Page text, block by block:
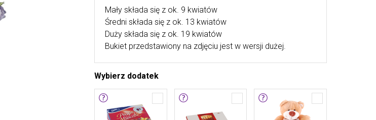
Mały składa się z ok. 9 kwiatów
Średni składa się z ok. 13 kwiatów
Duży składa się z ok. 19 kwiatów
Bukiet przedstawiony na zdjęciu jest w wersji dużej.
Wybierz dodatek